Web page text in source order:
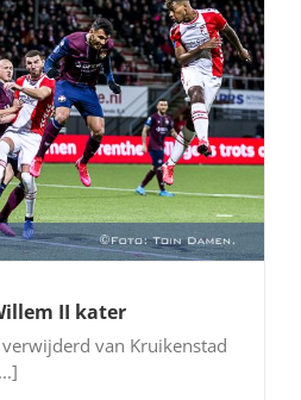
II kater
van Kruikenstad